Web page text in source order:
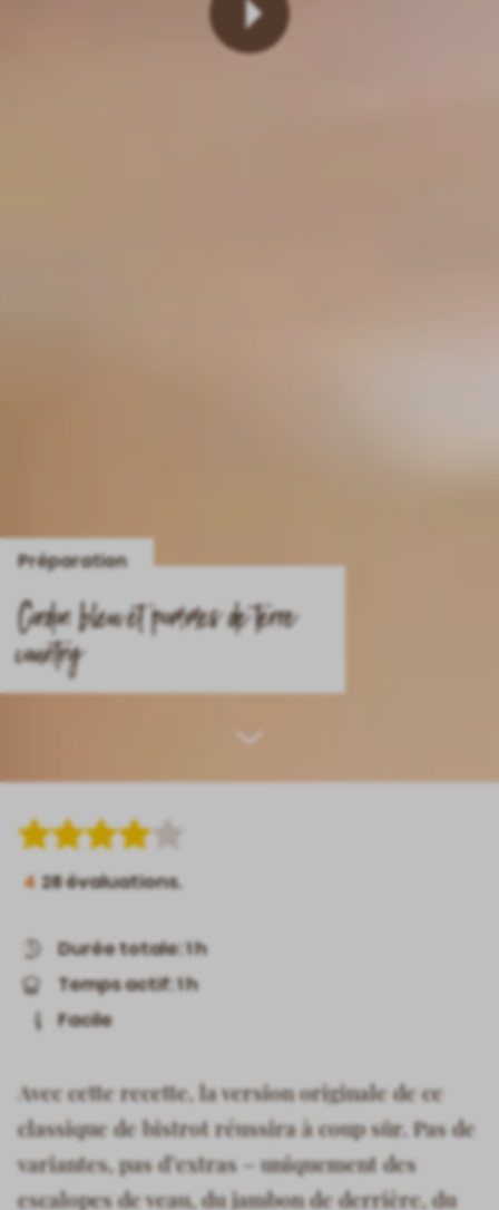
Préparation
Cordon bleu et pommes de terre
country
Lire
la
4 28évaluations.
Durée totale: 1 h
Temps actif: 1 h
Facile
Avec cette recette, la version originale de ce
classique de bistrot réussira à coup sûr. Pas de
variantes, pas d’extras – uniquement des
escalopes de veau, du jambon de derrière, du